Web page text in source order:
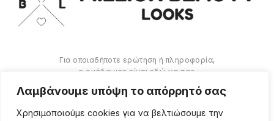
Λαμβάνουμε υπόψη το απόρρητό σας
Χρησιμοποιούμε cookies για να βελτιώσουμε την
Για οποιαδήποτε ερώτηση ή πληροφορία,
η ομάδα μας είναι εδώ να σας
βοηθήσουμε.
ΠΕΡΙΣΣΌΤΕΡΑ